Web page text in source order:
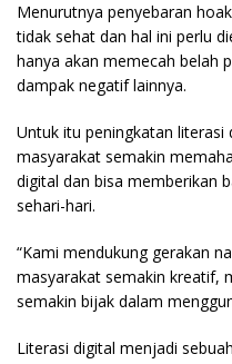
Menurutnya penyebaran
tidak sehat dan hal ini perlu
hanya akan memecah belah
dampak negatif lainnya.
Untuk itu peningkatan literasi
masyarakat semakin
digital dan bisa memberikan
sehari-hari.
“Kami mendukung gerakan
masyarakat semakin kreatif,
semakin bijak dalam
Literasi digital menjadi